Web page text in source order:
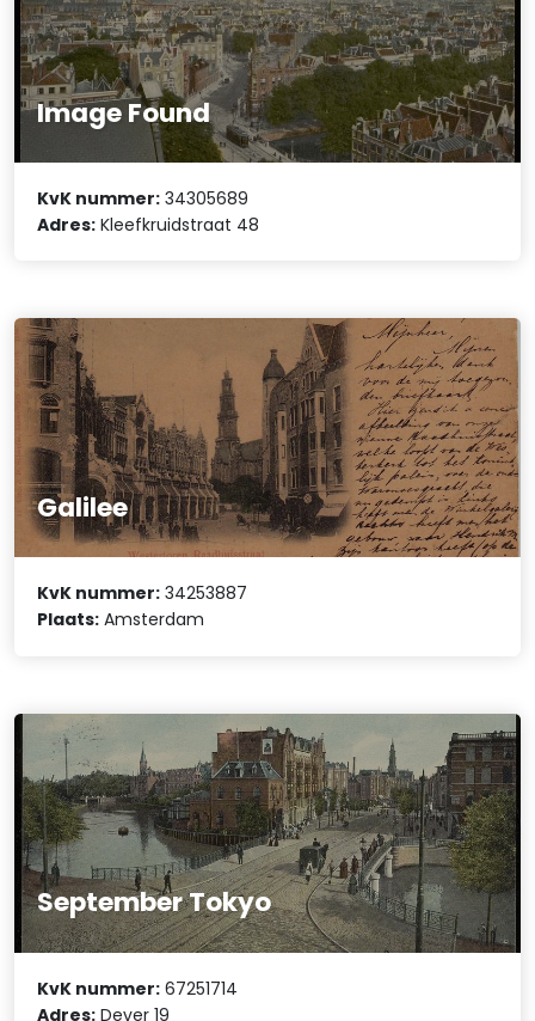
Image Found
KvK nummer: 34305689
Adres: Kleefkruidstraat 48
Galilee
KvK nummer: 34253887
Plaats: Amsterdam
September Tokyo
KvK nummer: 67251714
Adres: Dever 19